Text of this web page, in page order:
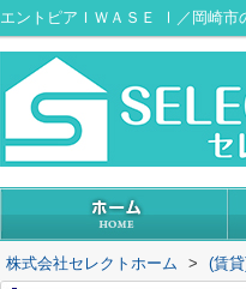
エントピアＩＷＡＳＥ Ⅰ／岡崎市
株式会社セレクトホーム > (賃